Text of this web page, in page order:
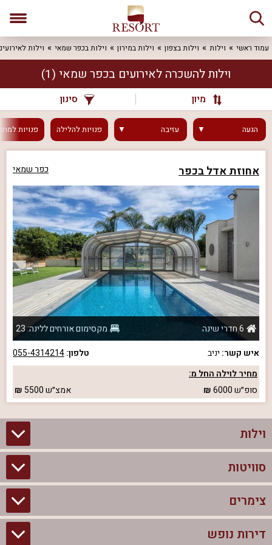
עמוד ראשי וילות וילות בצפון וילות במירון וילות בכפר שמאי וילות
וילות להשכרה לאירועים בכפר שמאי (1)
מיון סינון
הגעה עזיבה פנויותלהלילה פנויות
אחוזת אדל בכפר כפר שמאי
6 חדרי שינה
מקסימום אורחים ללינה: 23
איש קשר: יניב טלפון:055-4314214
מחיר לוילה החל מ:
סופ״ש6000 אמצ״ש5500
וילות
וילות בצפון
וילות להשכרה
סוויטות
סוויטות בצפון
צימרים לזוגות עם בריכה פרטית
צימרים
צימרים בצפון
דירות נופש